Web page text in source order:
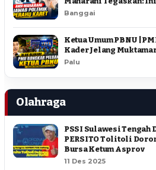
Banggai
Ketua Umum PBNU |
Kader Jelang
Palu
Olahraga
PSSI Sulawesi Tengah
PERSITO Tolitoli
Bursa Ketum Asprov
11 Des 2025